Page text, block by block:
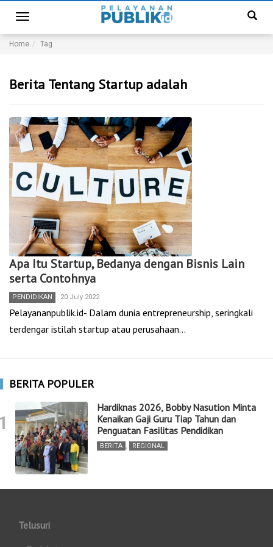
Toggle
navigation
Home Tag
Berita Tentang Startup adalah
Apa Itu Startup, Bedanya dengan Bisnis Lain
serta Contohnya
PENDIDIKAN 20 July 2022
Pelayananpublik.id- Dalam dunia entrepreneurship, seringkali
terdengar istilah startup atau perusahaan…
BERITA POPULER
Hardiknas 2026, Bobby Nasution Minta
Kenaikan Gaji Guru Tiap Tahun dan
Penguatan Fasilitas Pendidikan
BERITA , REGIONAL
Telusuri